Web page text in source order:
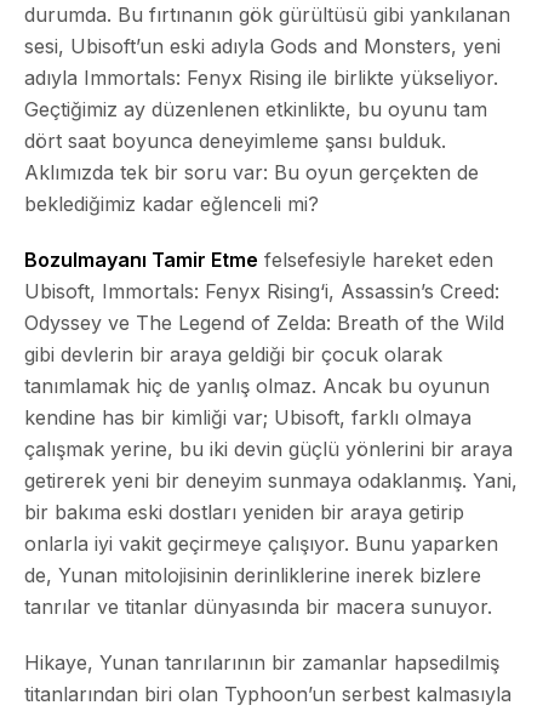
durumda. Bu fırtınanın gök gürültüsü gibi yankılanan
sesi, Ubisoft’un eski adıyla Gods and Monsters, yeni
adıyla Immortals: Fenyx Rising ile birlikte yükseliyor.
Geçtiğimiz ay düzenlenen etkinlikte, bu oyunu tam
dört saat boyunca deneyimleme şansı bulduk.
Aklımızda tek bir soru var: Bu oyun gerçekten de
beklediğimiz kadar eğlenceli mi?
Bozulmayanı Tamir Etme felsefesiyle hareket eden
Ubisoft, Immortals: Fenyx Rising‘i, Assassin’s Creed:
Odyssey ve The Legend of Zelda: Breath of the Wild
gibi devlerin bir araya geldiği bir çocuk olarak
tanımlamak hiç de yanlış olmaz. Ancak bu oyunun
kendine has bir kimliği var; Ubisoft, farklı olmaya
çalışmak yerine, bu iki devin güçlü yönlerini bir araya
getirerek yeni bir deneyim sunmaya odaklanmış. Yani,
bir bakıma eski dostları yeniden bir araya getirip
onlarla iyi vakit geçirmeye çalışıyor. Bunu yaparken
de, Yunan mitolojisinin derinliklerine inerek bizlere
tanrılar ve titanlar dünyasında bir macera sunuyor.
Hikaye, Yunan tanrılarının bir zamanlar hapsedilmiş
titanlarından biri olan Typhoon’un serbest kalmasıyla